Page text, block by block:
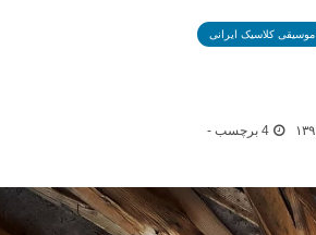
موسیقی کلاسیک ایرانی
4 برچسب -